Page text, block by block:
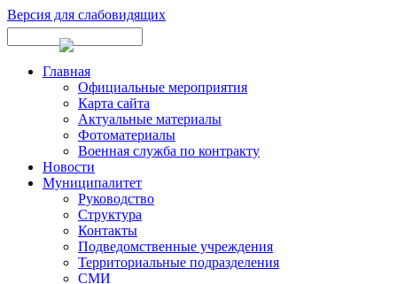
Версия для слабовидящих
Главная
Официальные мероприятия
Карта сайта
Актуальные материалы
Фотоматериалы
Военная служба по контракту
Новости
Муниципалитет
Руководство
Структура
Контакты
Подведомственные учреждения
Территориальные подразделения
СМИ